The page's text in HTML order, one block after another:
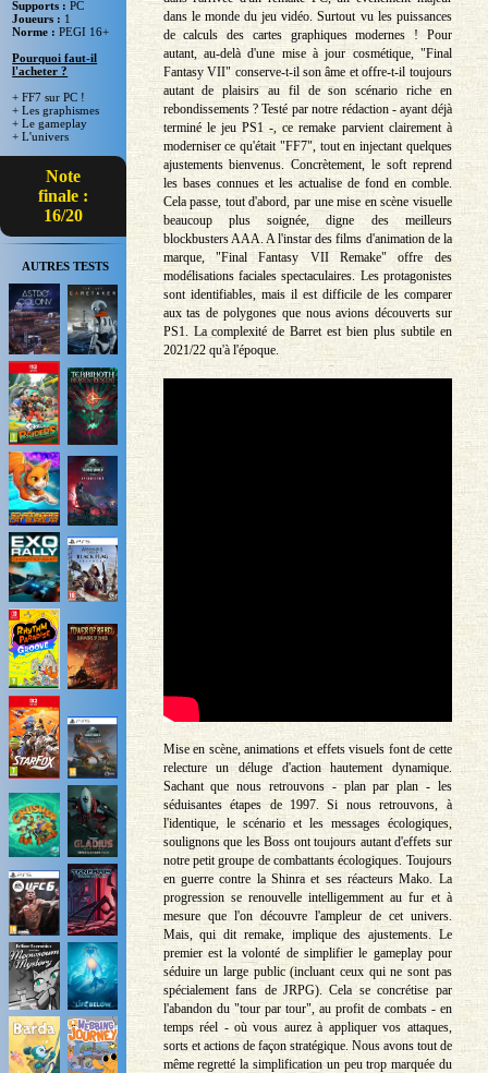
Supports :PC
Joueurs : 1
Norme :PEGI 16+
Pourquoi faut-il
l'acheter ?
+ FF7 sur PC !
+ Les graphismes
+ Le gameplay
+ L'univers
Note
finale :
16/20
AUTRES TESTS
dans le monde du jeu vidéo. Surtout vu les puissances
de calculs des cartes graphiques modernes ! Pour
autant, au-delà d'une mise à jour cosmétique, "Final
Fantasy VII" conserve-t-il son âme et offre-t-il toujours
autant de plaisirs au fil de son scénario riche en
rebondissements ? Testé par notre rédaction - ayant déjà
terminé le jeu PS1 -, ce remake parvient clairement à
moderniser ce qu'était "FF7", tout en injectant quelques
ajustements bienvenus. Concrètement, le soft reprend
les bases connues et les actualise de fond en comble.
Cela passe, tout d'abord, par une mise en scène visuelle
beaucoup plus soignée, digne des meilleurs
blockbusters AAA. A l'instar des films d'animation de la
marque, "Final Fantasy VII Remake" offre des
modélisations faciales spectaculaires. Les protagonistes
sont identifiables, mais il est difficile de les comparer
aux tas de polygones que nous avions découverts sur
PS1. La complexité de Barret est bien plus subtile en
2021/22 qu'à l'époque.
Mise en scène, animations et effets visuels font de cette
relecture un déluge d'action hautement dynamique.
Sachant que nous retrouvons - plan par plan - les
séduisantes étapes de 1997. Si nous retrouvons, à
l'identique, le scénario et les messages écologiques,
soulignons que les Boss ont toujours autant d'effets sur
notre petit groupe de combattants écologiques. Toujours
en guerre contre la Shinra et ses réacteurs Mako. La
progression se renouvelle intelligemment au fur et à
mesure que l'on découvre l'ampleur de cet univers.
Mais, qui dit remake, implique des ajustements. Le
premier est la volonté de simplifier le gameplay pour
séduire un large public (incluant ceux qui ne sont pas
spécialement fans de JRPG). Cela se concrétise par
l'abandon du "tour par tour", au profit de combats - en
temps réel - où vous aurez à appliquer vos attaques,
sorts et actions de façon stratégique. Nous avons tout de
même regretté la simplification un peu trop marquée du